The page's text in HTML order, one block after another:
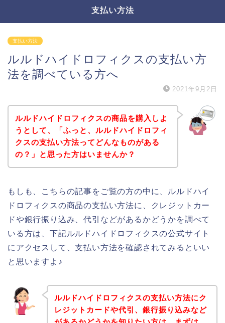
支払い方法
支払い方法
ルルドハイドロフィクスの支払い方
法を調べている方へ
2021年9月2日
ルルドハイドロフィクスの商品を購入しよ
うとして、「ふっと、ルルドハイドロフィ
クスの支払い方法ってどんなものがある
の？」と思った方はいませんか？
もしも、こちらの記事をご覧の方の中に、ルルドハイ
ドロフィクスの商品の支払い方法に、クレジットカー
ドや銀行振り込み、代引などがあるかどうかを調べて
いる方は、下記ルルドハイドロフィクスの公式サイト
にアクセスして、支払い方法を確認されてみるといい
と思いますよ♪
ルルドハイドロフィクスの支払い方法にク
レジットカードや代引、銀行振り込みなど